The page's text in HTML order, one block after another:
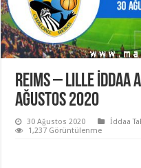
Reims – Lille İddaa
Ağustos 2020
30 Ağustos 2020 İddaa
1,237 Görüntülenme